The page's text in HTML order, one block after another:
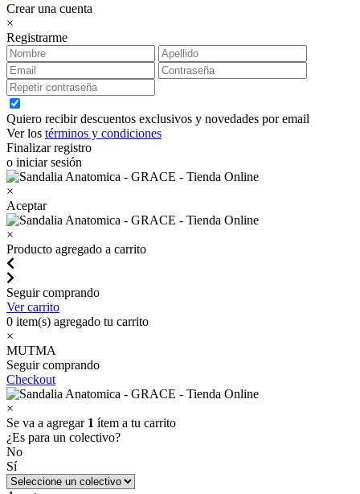
Crear una cuenta
×
Registrarme
Quiero recibir descuentos exclusivos y novedades por email
Ver los términos y condiciones
Finalizar registro
o iniciar sesión
×
Aceptar
×
Producto agregado a carrito
Seguir comprando
Ver carrito
0 item(s) agregado tu carrito
×
MUTMA
Seguir comprando
Checkout
×
Se va a agregar 1 ítem a tu carrito
¿Es para un colectivo?
No
Sí